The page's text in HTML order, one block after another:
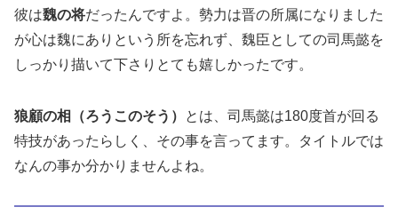
彼は魏の将だったんですよ。勢力は晋の所属になりました
が心は魏にありという所を忘れず、魏臣としての司馬懿を
しっかり描いて下さりとても嬉しかったです。
狼顧の相（ろうこのそう）
とは、司馬懿は180度首が回る
特技があったらしく、その事を言ってます。タイトルでは
なんの事か分かりませんよね。